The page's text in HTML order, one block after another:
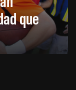
que